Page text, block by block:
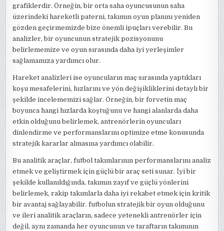
grafiklerdir. Örneğin, bir orta saha oyuncusunun saha
üzerindeki hareketli paterni, takımın oyun planını yeniden
gözden geçirmemizde bize önemli ipuçları verebilir. Bu
analizler, bir oyuncunun stratejik pozisyonunu
belirlememize ve oyun sırasında daha iyi yerleşimler
sağlamamıza yardımcı olur.
Hareket analizleri ise oyuncuların maç sırasında yaptıkları
koşu mesafelerini, hızlarını ve yön değişikliklerini detaylı bir
şekilde incelememizi sağlar. Örneğin, bir forvetin maç
boyunca hangi hızlarda koştuğunu ve hangi alanlarda daha
etkin olduğunu belirlemek, antrenörlerin oyuncuları
dinlendirme ve performanslarını optimize etme konusunda
stratejik kararlar almasına yardımcı olabilir.
Bu analitik araçlar, futbol takımlarının performanslarını analiz
etmek ve geliştirmek için güçlü bir araç seti sunar. İyi bir
şekilde kullanıldığında, takımın zayıf ve güçlü yönlerini
belirlemek, rakip takımlarla daha iyi rekabet etmek için kritik
bir avantaj sağlayabilir. futbolun stratejik bir oyun olduğunu
ve ileri analitik araçların, sadece yetenekli antrenörler için
değil, aynı zamanda her oyuncunun ve taraftarın takımının